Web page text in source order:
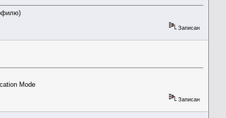
Записан
Mode
Записан